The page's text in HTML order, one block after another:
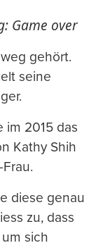
Game over
gehört.
seine
im 2015 das
Kathy Shih
diese genau
zu, dass
sich